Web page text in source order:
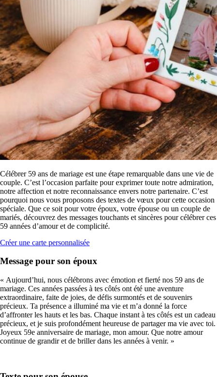
Célébrer 59 ans de mariage est une étape remarquable dans une vie de
couple. C’est l’occasion parfaite pour exprimer toute notre admiration,
notre affection et notre reconnaissance envers notre partenaire. C’est
pourquoi nous vous proposons des textes de vœux pour cette occasion
spéciale. Que ce soit pour votre époux, votre épouse ou un couple de
mariés, découvrez des messages touchants et sincères pour célébrer ces
59 années d’amour et de complicité.
Créer une carte personnalisée
Message pour son époux
« Aujourd’hui, nous célébrons avec émotion et fierté nos 59 ans de
mariage. Ces années passées à tes côtés ont été une aventure
extraordinaire, faite de joies, de défis surmontés et de souvenirs
précieux. Ta présence a illuminé ma vie et m’a donné la force
d’affronter les hauts et les bas. Chaque instant à tes côtés est un cadeau
précieux, et je suis profondément heureuse de partager ma vie avec toi.
Joyeux 59e anniversaire de mariage, mon amour. Que notre amour
continue de grandir et de briller dans les années à venir. »